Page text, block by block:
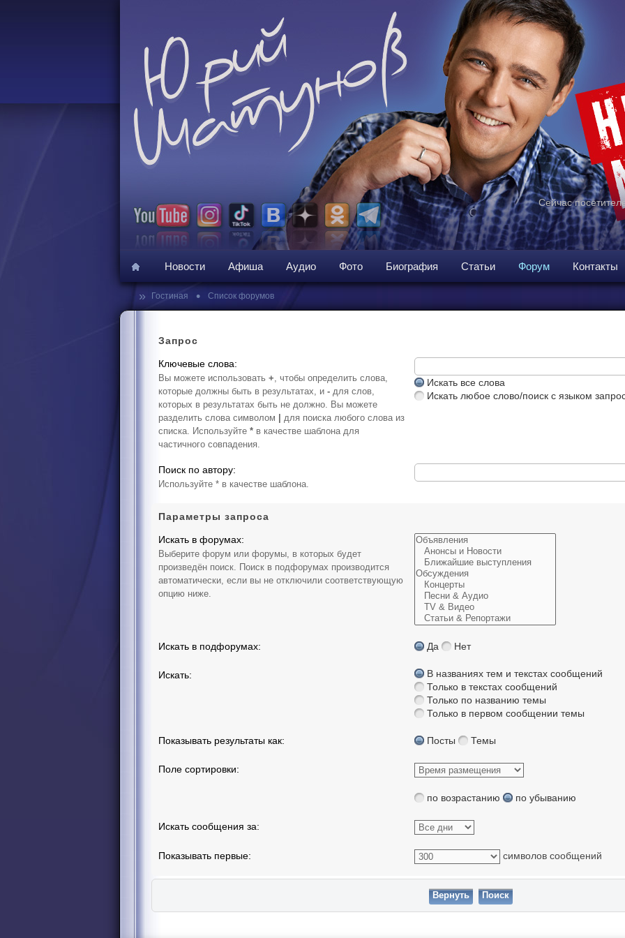
Сейчас
Новости Афиша Аудио Фото Биография Статьи Форум Контакты
» Гостиная • Список форумов
Запрос
Ключевые слова:
Вы можете использовать +, чтобы определить слова,
которые должны быть в результатах, и - для слов,
которых в результатах быть не должно. Вы можете
разделить слова символом
для поиска любого слова из
списка. Используйте * в качестве шаблона для
частичного совпадения.
Искать все слова
Искать любое слово/поиск с языком
Поиск по автору:
Используйте * в качестве шаблона.
Параметры запроса
Искать в форумах:
Выберите форум или форумы, в которых будет
произведён поиск. Поиск в подфорумах производится
автоматически, если вы не отключили соответствующую
опцию ниже.
Искать в подфорумах: Да Нет
Искать:
В названиях тем и текстах сообщений
Только в текстах сообщений
Только по названию темы
Только в первом сообщении темы
Показывать результаты как: Посты Темы
Поле сортировки:
по возрастанию по убыванию
Искать сообщения за:
Показывать первые: символов сообщений